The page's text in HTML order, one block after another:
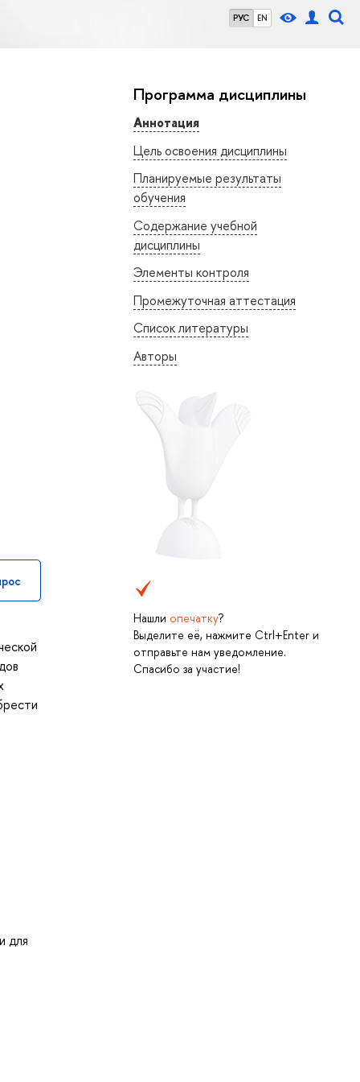
РУС EN
Программа дисциплины
Аннотация
Цель освоения дисциплины
Планируемые результаты
обучения
Содержание учебной
дисциплины
Элементы контроля
Промежуточная аттестация
Список литературы
Авторы
Нашли опечатку?
Выделите её, нажмите Ctrl+Enter и
отправьте нам уведомление.
Спасибо за участие!
для